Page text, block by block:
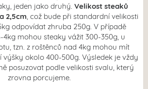
jeden jako druhý. Velikost steaků
2,5cm, což bude při standardní velikosti
odpovídat zhruba 250g. V případě
4kg mohou steaky vážit 300-350g, u
tzn. z roštěnců nad 4kg mohou mít
okolo 400-500g. Výsledek je vždy
posuzovat podle velikosti svalu, který
zrovna porcujeme.